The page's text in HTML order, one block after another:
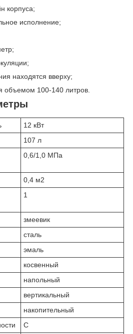
корпуса;
исполнение;
находятся вверху;
объемом 100-140 литров.
12 кВт
107 л
0,6/1,0 МПа
0,4 м2
1
змеевик
сталь
эмаль
косвенный
напольный
вертикальный
накопительный
C